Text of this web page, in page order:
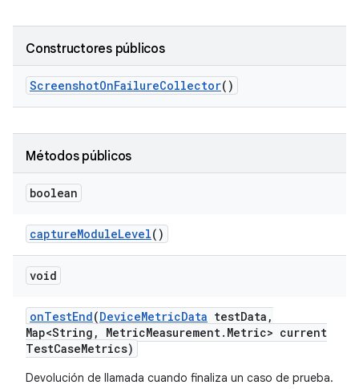
Constructores públicos
ScreenshotOnFailureCollector()
Métodos públicos
boolean
captureModuleLevel()
void
onTestEnd(DeviceMetricData testData ,
Map<String , MetricMeasurement. Metric> current
TestCaseMetrics)
Devolución de llamada cuando finaliza un caso de prueba.